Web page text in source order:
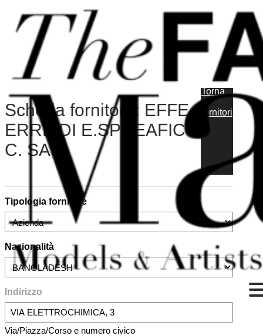
Vai al contenuto principale Vai al piè di pagina
Scheda fornitore: EFFE-
ERRE DI E.SPREAFICO
C. SAS
Torna
ai
fornitori
Tipologia fornitore
Nazionalità
Indirizzo
Via/Piazza/Corso e numero civico